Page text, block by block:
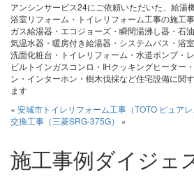
アンシンサービス24にご依頼いただいた、給湯
浴室リフォーム・トイレリフォーム工事の施工
ガス給湯器・エコジョーズ・瞬間湯沸し器・石
気温水器・暖房付き給湯器・システムバス・浴
洗面化粧台・トイレリフォーム・水道ポンプ・
ビルトインガスコンロ・IHクッキングヒーター
ン・インターホン・樹木伐採など住宅設備に関
ます
« 安城市トイレリフォーム工事（TOTO ピュアレ
交換工事（三菱SRG-375G）
»
施工事例ダイジェ